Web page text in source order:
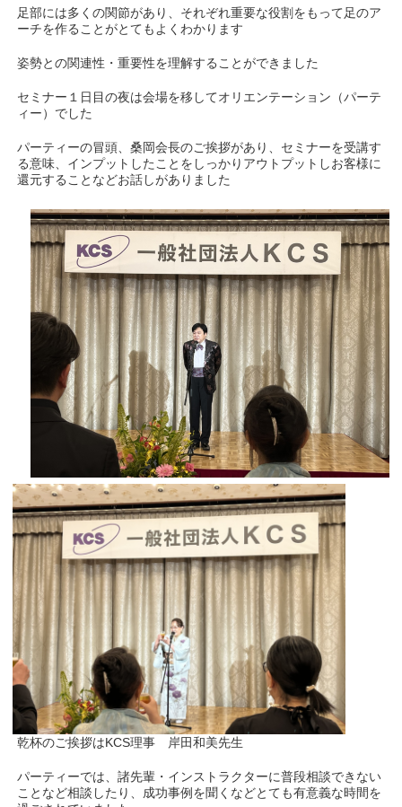
足部には多くの関節があり、それぞれ重要な役割をもって足のア
ーチを作ることがとてもよくわかります
姿勢との関連性・重要性を理解することができました
セミナー１日目の夜は会場を移してオリエンテーション（パーテ
ィー）でした
パーティーの冒頭、桑岡会長のご挨拶があり、セミナーを受講す
る意味、インプットしたことをしっかりアウトプットしお客様に
還元することなどお話しがありました
乾杯のご挨拶はKCS理事 岸田和美先生
パーティーでは、諸先輩・インストラクターに普段相談できない
ことなど相談したり、成功事例を聞くなどとても有意義な時間を